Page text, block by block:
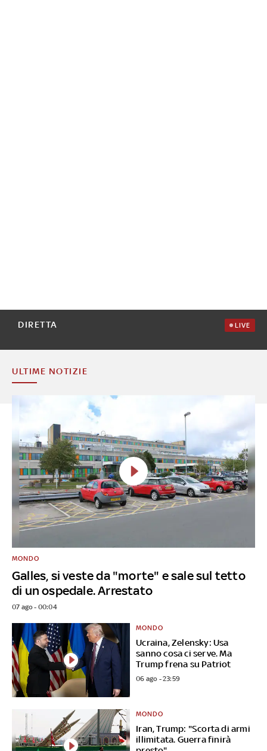
DIRETTA LIVE
ULTIME NOTIZIE
Galles, si veste da "morte" e sale sul tetto
di un ospedale. Arrestato
MONDO
07 ago - 00:04
Ucraina, Zelensky: Usa
sanno cosa ci serve. Ma
Trump frena su Patriot
MONDO
06 ago - 23:59
Iran, Trump: "Scorta di armi
illimitata. Guerra finirà
MONDO